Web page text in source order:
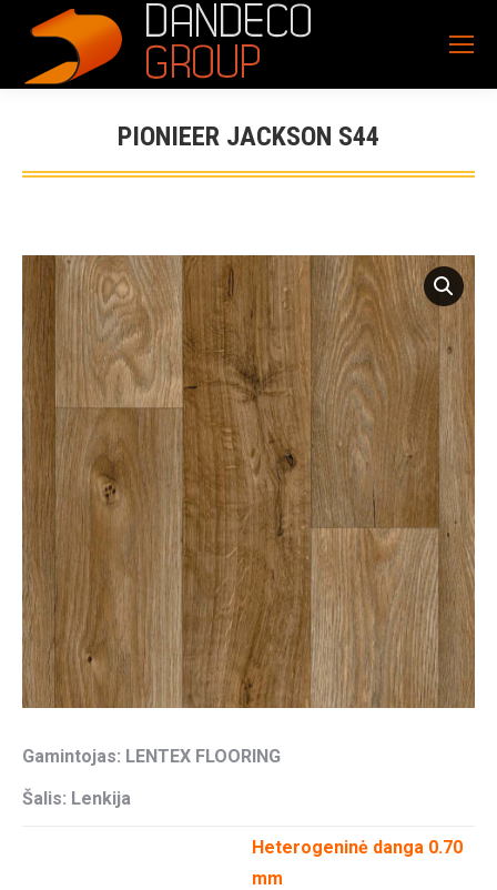
PIONIEER JACKSON S44
Gamintojas: LENTEX FLOORING
Šalis: Lenkija
Heterogeninė danga 0.70
mm